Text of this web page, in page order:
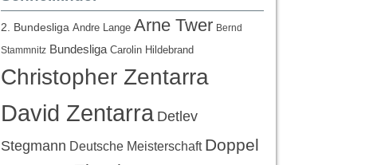
2. Bundesliga Andre Lange Arne Twer Bernd
Stammnitz Bundesliga Carolin Hildebrand
Christopher Zentarra
David Zentarra Detlev
Stegmann Deutsche Meisterschaft Doppel